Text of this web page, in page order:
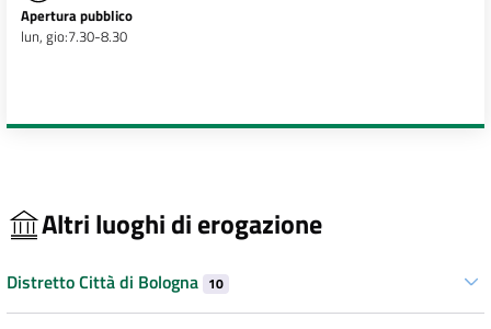
Apertura pubblico
lun, gio:7.30-8.30
Altri luoghi di erogazione
Distretto Città di Bologna 10